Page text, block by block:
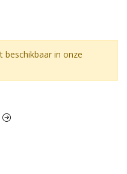
beschikbaar in onze